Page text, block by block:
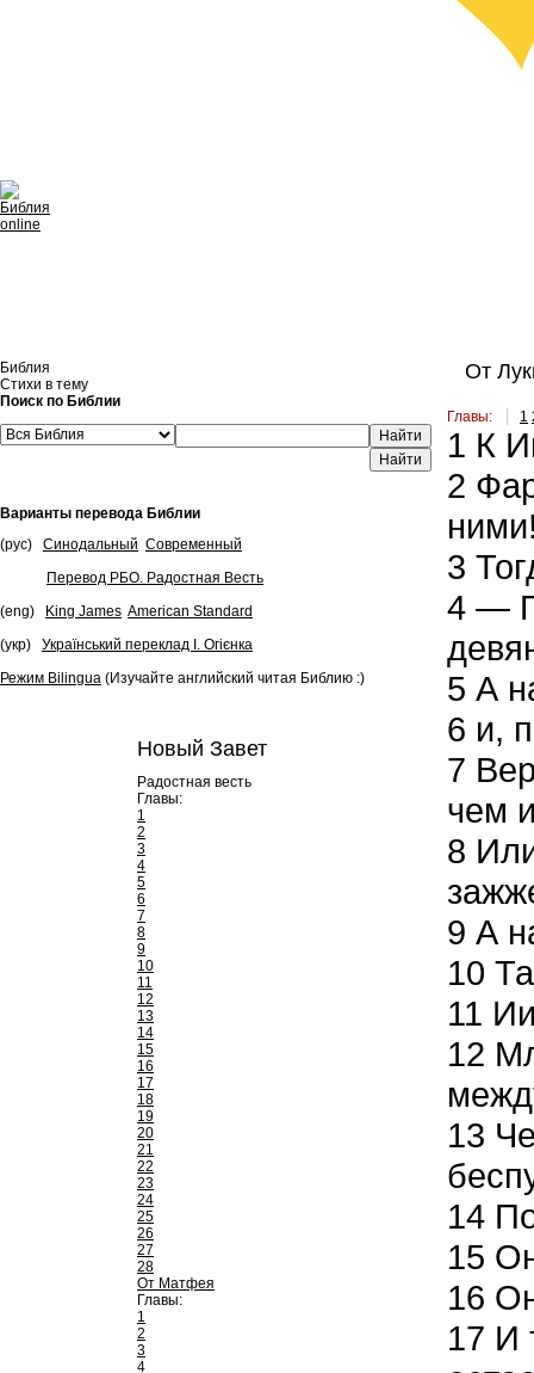
Библия
Стихи в тему
Поиск по Библии
Найти
Варианты перевода Библии
(рус)
Синодальный Современный
Перевод РБО. Радостная Весть
(eng)
King James American Standard
(укр)
Український переклад І. Огієнка
Режим Bilingua (Изучайте английский читая Библию :)
Новый Завет
Радостная весть
Главы:
1
2
3
4
5
6
7
8
9
10
11
12
13
14
15
16
17
18
19
20
21
22
23
24
25
26
27
28
От Матфея
Главы:
1
2
3
4
От
Главы: 1
1 К
2
3
4 —
5 А
6 и,
7
чем
8
9 А
10
11
12
13
14
15
16
17 И